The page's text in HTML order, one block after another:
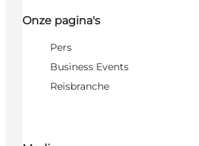
Onze pagina's
Pers
Business Events
Reisbranche